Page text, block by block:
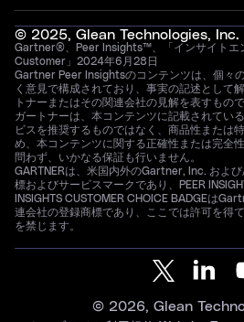
© 2025, Glean Technologies, Inc.
Gartner®、Peer Insights™、「インサイトエ
Customer」2024年6月28日
Gartner Peer Insightsのコンテンツは、個々
く意見で構成されており、事実の記述として
トナーまたはその関連会社の見解を表すもの
ガートナーは、本コンテンツに記載されてい
ビスを推奨するものではなく、商品性または
め、本コンテンツに関する正確性または完全
問わず、いかなる保証も行いません。
GARTNERは、米国内外のGartner, Inc. およ
標およびサービスマークであり、PEER
INSIGHTS CUSTOMER CHOICE BADGEは
連会社の登録商標であり、ここでは許可を得
を禁じます。
© 2026, Glean